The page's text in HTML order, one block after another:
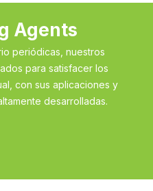
Agents
periódicas, nuestros
para satisfacer los
con sus aplicaciones y
desarrolladas.